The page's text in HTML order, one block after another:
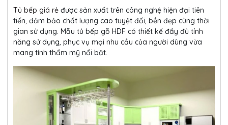
Tủ bếp giá rẻ được sản xuất trên công nghệ hiện đại tiên
tiến, đảm bảo chất lượng cao tuyệt đối, bền đẹp cùng thời
gian sử dụng. Mẫu tủ bếp gỗ HDF có thiết kế đầy đủ tính
năng sử dụng, phục vụ mọi nhu cầu của người dùng vừa
mang tính thẩm mỹ nổi bật.